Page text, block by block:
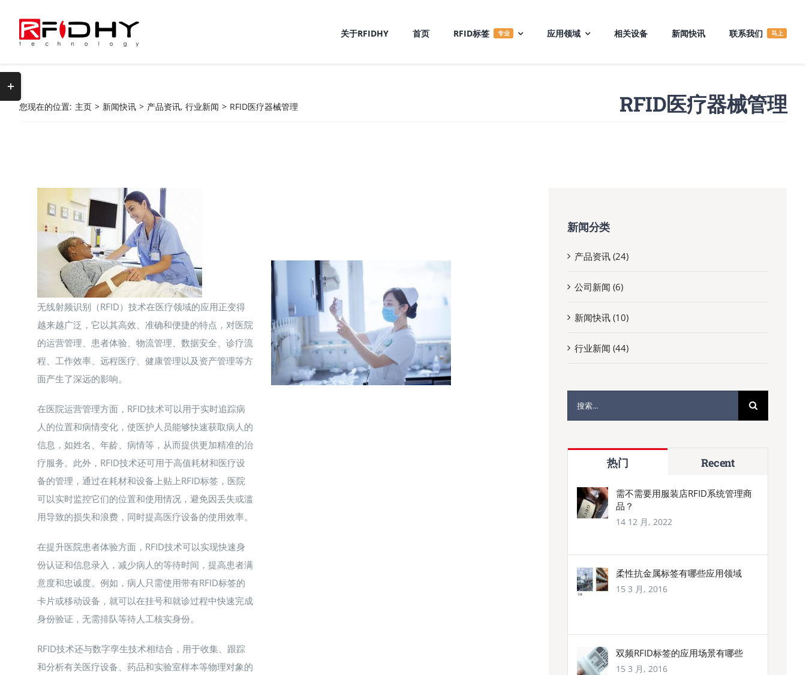
关于RFIDHY 首页 RFID标签 专业 应用领域 相关设备 新闻快讯 联系我们 马上
您现在的位置: 主页 > 新闻快讯 > 产品资讯, 行业新闻 > RFID医疗器械管理 RFID医疗器械管理
无线射频识别（RFID）技术在医疗领域的应用正变得
越来越广泛，它以其高效、准确和便捷的特点，对医院
的运营管理、患者体验、物流管理、数据安全、诊疗流
程、工作效率、远程医疗、健康管理以及资产管理等方
面产生了深远的影响。
在医院运营管理方面，RFID技术可以用于实时追踪病
人的位置和病情变化，使医护人员能够快速获取病人的
信息，如姓名、年龄、病情等，从而提供更加精准的治
疗服务。此外，RFID技术还可用于高值耗材和医疗设
备的管理，通过在耗材和设备上贴上RFID标签，医院
可以实时监控它们的位置和使用情况，避免因丢失或滥
用导致的损失和浪费，同时提高医疗设备的使用效率。
在提升医院患者体验方面，RFID技术可以实现快速身
份认证和信息录入，减少病人的等待时间，提高患者满
意度和忠诚度。例如，病人只需使用带有RFID标签的
卡片或移动设备，就可以在挂号和就诊过程中快速完成
身份验证，无需排队等待人工核实身份。
RFID技术还与数字孪生技术相结合，用于收集、跟踪
和分析有关医疗设备、药品和实验室样本等物理对象的
新闻分类
产品资讯 (24)
公司新闻 (6)
新闻快讯 (10)
行业新闻 (44)
热门 Recent
需不需要用服装店RFID系统管理商
品？
14 12 月, 2022
柔性抗金属标签有哪些应用领域
15 3 月, 2016
双频RFID标签的应用场景有哪些
15 3 月, 2016
换